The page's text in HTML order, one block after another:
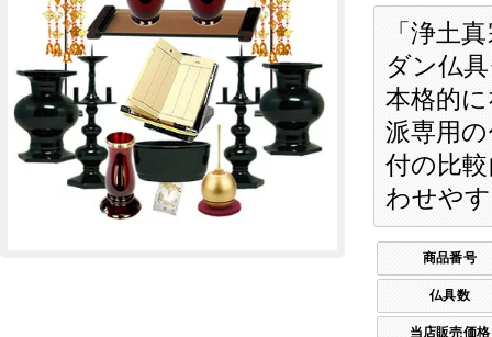
「浄土
ダン仏
本格的
派専用
付の比
わせや
商品番号
仏具数
当店販売価格